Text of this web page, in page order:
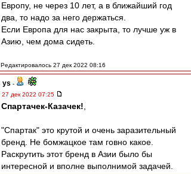
Европу, не через 10 лет, а в ближайший год
два, то надо за него держаться.
Если Европа для нас закрыта, то лучше уж в
Азию, чем дома сидеть.
Редактировалось 27 дек 2022 08:16
ys -
27 дек 2022 07:25
Спартачек-Казачек!
"Спартак" это крутой и очень заразительный
бренд. Не бомжацкое там говно какое.
Раскрутить этот бренд в Азии было бы
интересной и вполне выполнимой задачей.